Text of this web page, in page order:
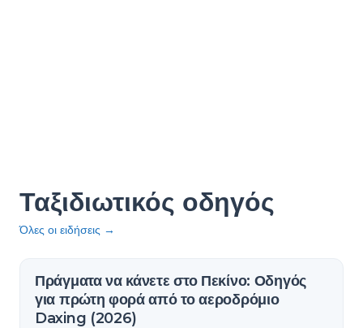
Ταξιδιωτικός οδηγός
Όλες οι ειδήσεις →
Πράγματα να κάνετε στο Πεκίνο: Οδηγός
για πρώτη φορά από το αεροδρόμιο
Daxing (2026)